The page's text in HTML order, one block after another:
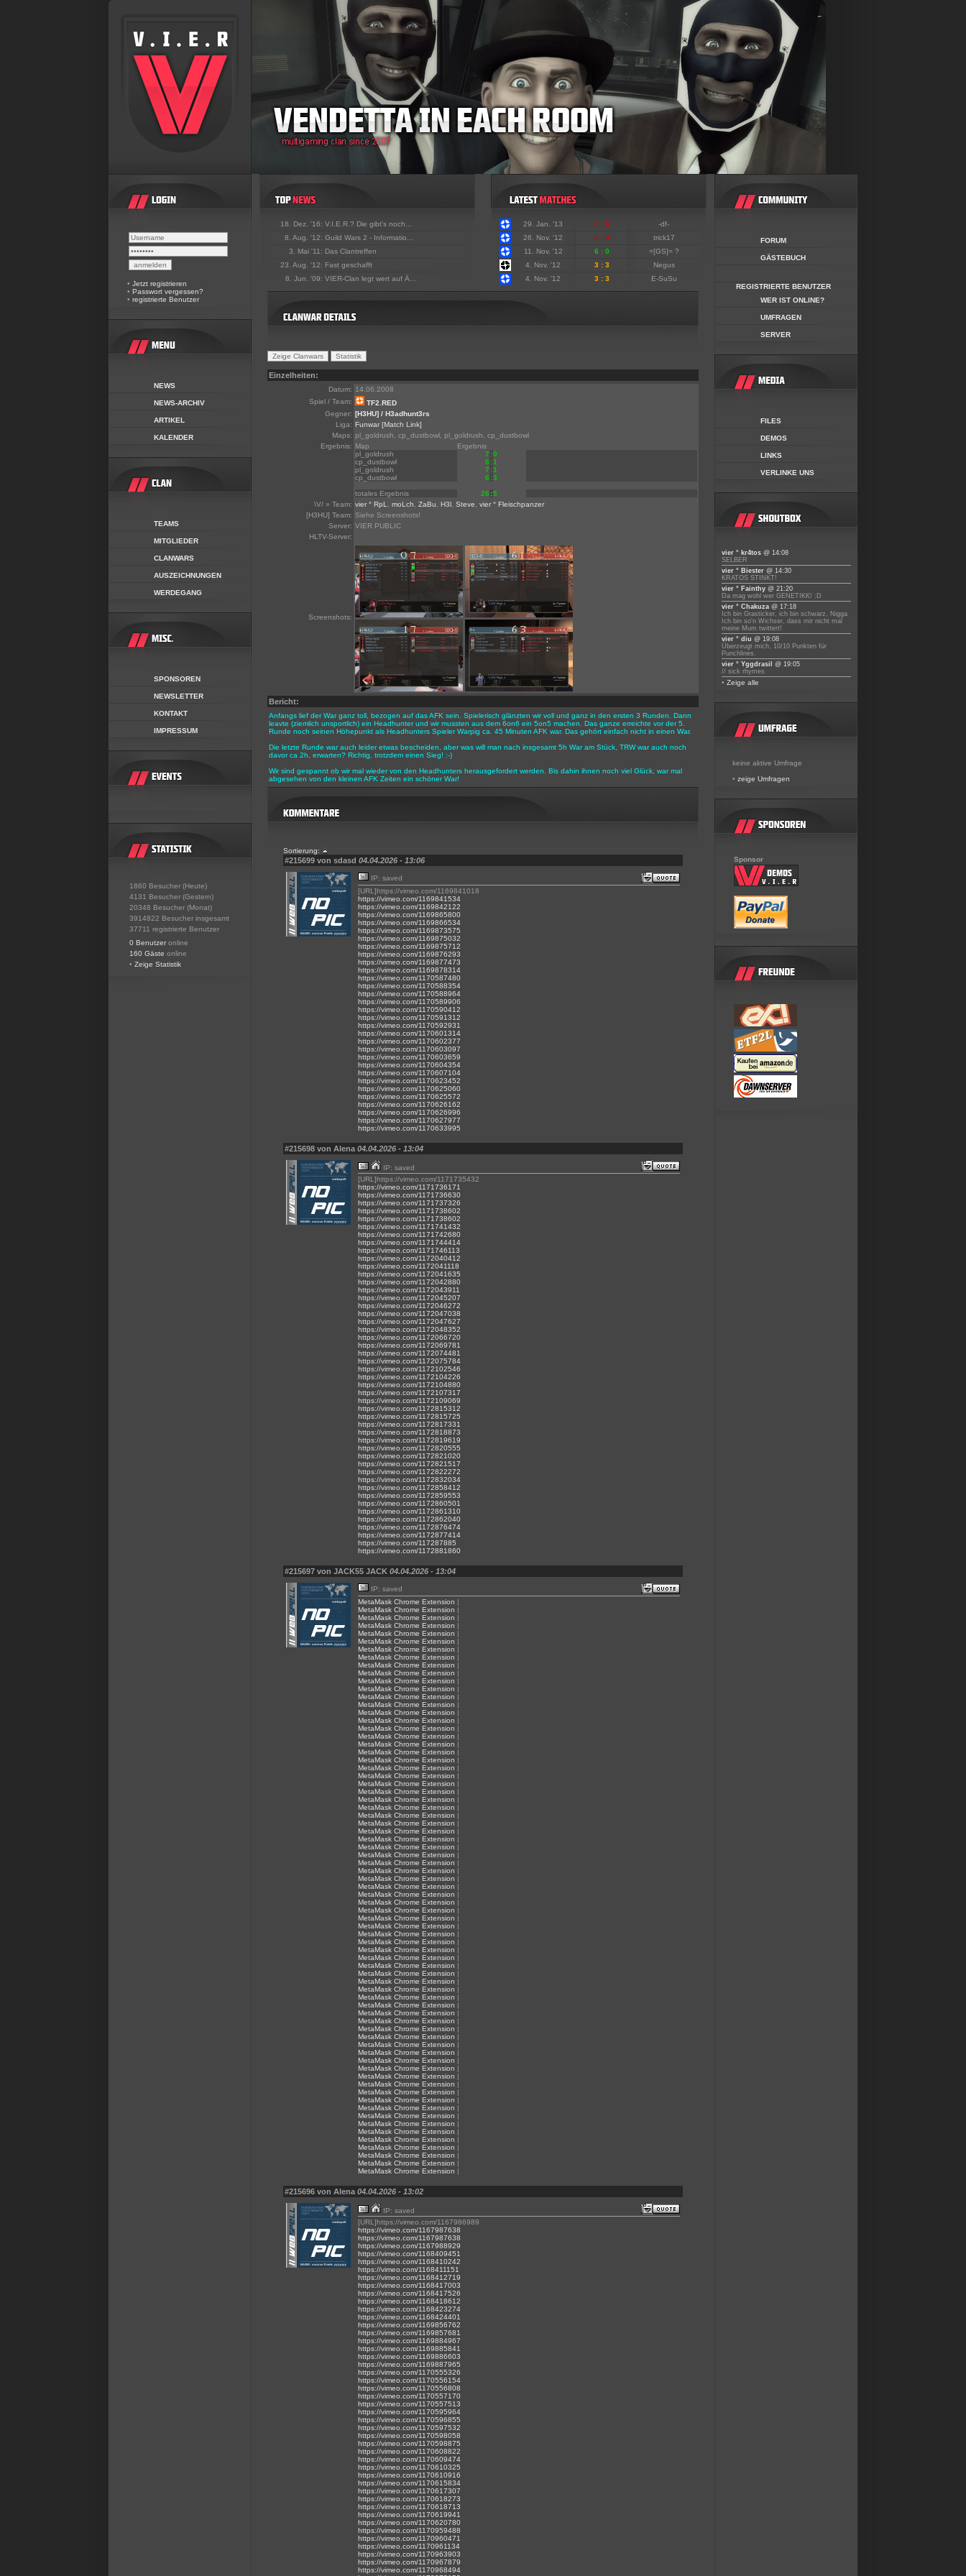
• Jetzt registrieren
• Passwort vergessen?
• registrierte Benutzer
NEWS
NEWS-ARCHIV
ARTIKEL
KALENDER
TEAMS
MITGLIEDER
CLANWARS
AUSZEICHNUNGEN
WERDEGANG
SPONSOREN
NEWSLETTER
KONTAKT
IMPRESSUM
1860 Besucher (Heute)
4131 Besucher (Gestern)
20348 Besucher (Monat)
3914822 Besucher insgesamt
37711 registrierte Benutzer
0 Benutzer online
160 Gäste online
• Zeige Statistik
18. Dez. '16: V.I.E.R.? Die gibt's noch...
8. Aug. '12: Guild Wars 2 - Informatio...
3. Mai '11: Das Clantreffen
23. Aug. '12: Fast geschafft
8. Jun. '09: VIER-Clan legt wert auf Ä...
29. Jan. '13 0 : 6
-df-
26. Nov. '12
0 : 3
trick17
11. Nov. '12
6 : 0
=[GS]= ?
4. Nov. '12
3 : 3
Negus
4. Nov. '12
3 : 3 E-SuSu
Einzelheiten:
Datum: 14.06.2008
Spiel / Team:
TF2.RED
Gegner: [H3HU] / H3adhunt3rs
Liga: Funwar [Match Link]
Maps: pl_goldrush, cp_dustbowl, pl_goldrush, cp_dustbowl
Ergebnis: Map
Ergebnis
pl_goldrush
7 :0
cp_dustbowl
6 :1
pl_goldrush
7 :1
cp_dustbowl
6 :3
totales Ergebnis
26 :5
\V/ » Team: vier ° RpL moLch ZaBu H3l Steve
vier ° Fleischpanzer
[H3HU] Team: Siehe Screenshots!
Server: VIER PUBLIC
HLTV-Server:
Screenshots:
Bericht:
Anfangs lief der War ganz toll, bezogen auf das AFK sein. Spielerisch glänzten wir voll und ganz in den ersten 3 Runden. Dann
leavte (ziemlich unsportlich) ein Headhunter und wir mussten aus dem 6on6 ein 5on5 machen. Das ganze erreichte vor der 5.
Runde noch seinen Höhepunkt als Headhunters Spieler Warpig ca. 45 Minuten AFK war. Das gehört einfach nicht in einen War.
Die letzte Runde war auch leider etwas bescheiden, aber was will man nach insgesamt 5h War am Stück, TRW war auch noch
davor ca 2h, erwarten? Richtig, trotzdem einen Sieg! :-)
Wir sind gespannt ob wir mal wieder von den Headhunters herausgefordert werden. Bis dahin ihnen noch viel Glück, war mal
abgesehen von den kleinen AFK Zeiten ein schöner War!
Sortierung:
#215699 von sdasd 04.04.2026 - 13:06
IP: saved
[URL]https://vimeo.com/1169841018
https://vimeo.com/1169841534
https://vimeo.com/1169842122
https://vimeo.com/1169865800
https://vimeo.com/1169866534
https://vimeo.com/1169873575
https://vimeo.com/1169875032
https://vimeo.com/1169875712
https://vimeo.com/1169876293
https://vimeo.com/1169877473
https://vimeo.com/1169878314
https://vimeo.com/1170587480
https://vimeo.com/1170588354
https://vimeo.com/1170588964
https://vimeo.com/1170589906
https://vimeo.com/1170590412
https://vimeo.com/1170591312
https://vimeo.com/1170592931
https://vimeo.com/1170601314
https://vimeo.com/1170602377
https://vimeo.com/1170603097
https://vimeo.com/1170603659
https://vimeo.com/1170604354
https://vimeo.com/1170607104
https://vimeo.com/1170623452
https://vimeo.com/1170625060
https://vimeo.com/1170625572
https://vimeo.com/1170626162
https://vimeo.com/1170626996
https://vimeo.com/1170627977
https://vimeo.com/1170633995
#215698 von Alena 04.04.2026 - 13:04
IP: saved
[URL]https://vimeo.com/1171735432
https://vimeo.com/1171736171
https://vimeo.com/1171736630
https://vimeo.com/1171737326
https://vimeo.com/1171738602
https://vimeo.com/1171738602
https://vimeo.com/1171741432
https://vimeo.com/1171742680
https://vimeo.com/1171744414
https://vimeo.com/1171746113
https://vimeo.com/1172040412
https://vimeo.com/1172041118
https://vimeo.com/1172041635
https://vimeo.com/1172042880
https://vimeo.com/1172043911
https://vimeo.com/1172045207
https://vimeo.com/1172046272
https://vimeo.com/1172047038
https://vimeo.com/1172047627
https://vimeo.com/1172048352
https://vimeo.com/1172066720
https://vimeo.com/1172069781
https://vimeo.com/1172074481
https://vimeo.com/1172075784
https://vimeo.com/1172102546
https://vimeo.com/1172104226
https://vimeo.com/1172104880
https://vimeo.com/1172107317
https://vimeo.com/1172109069
https://vimeo.com/1172815312
https://vimeo.com/1172815725
https://vimeo.com/1172817331
https://vimeo.com/1172818873
https://vimeo.com/1172819619
https://vimeo.com/1172820555
https://vimeo.com/1172821020
https://vimeo.com/1172821517
https://vimeo.com/1172822272
https://vimeo.com/1172832034
https://vimeo.com/1172858412
https://vimeo.com/1172859553
https://vimeo.com/1172860501
https://vimeo.com/1172861310
https://vimeo.com/1172862040
https://vimeo.com/1172876474
https://vimeo.com/1172877414
https://vimeo.com/117287885
https://vimeo.com/1172881860
#215697 von JACK55 JACK 04.04.2026 - 13:04
IP: saved
MetaMask Chrome Extension |
MetaMask Chrome Extension |
MetaMask Chrome Extension |
MetaMask Chrome Extension |
MetaMask Chrome Extension |
MetaMask Chrome Extension |
MetaMask Chrome Extension |
MetaMask Chrome Extension |
MetaMask Chrome Extension |
MetaMask Chrome Extension |
MetaMask Chrome Extension |
MetaMask Chrome Extension |
MetaMask Chrome Extension |
MetaMask Chrome Extension |
MetaMask Chrome Extension |
MetaMask Chrome Extension |
MetaMask Chrome Extension |
MetaMask Chrome Extension |
MetaMask Chrome Extension |
MetaMask Chrome Extension |
MetaMask Chrome Extension |
MetaMask Chrome Extension |
MetaMask Chrome Extension |
MetaMask Chrome Extension |
MetaMask Chrome Extension |
MetaMask Chrome Extension |
MetaMask Chrome Extension |
MetaMask Chrome Extension |
MetaMask Chrome Extension |
MetaMask Chrome Extension |
MetaMask Chrome Extension |
MetaMask Chrome Extension |
MetaMask Chrome Extension |
MetaMask Chrome Extension |
MetaMask Chrome Extension |
MetaMask Chrome Extension |
MetaMask Chrome Extension |
MetaMask Chrome Extension |
MetaMask Chrome Extension |
MetaMask Chrome Extension |
MetaMask Chrome Extension |
MetaMask Chrome Extension |
MetaMask Chrome Extension |
MetaMask Chrome Extension |
MetaMask Chrome Extension |
MetaMask Chrome Extension |
MetaMask Chrome Extension |
MetaMask Chrome Extension |
MetaMask Chrome Extension |
MetaMask Chrome Extension |
MetaMask Chrome Extension |
MetaMask Chrome Extension |
MetaMask Chrome Extension |
MetaMask Chrome Extension |
MetaMask Chrome Extension |
MetaMask Chrome Extension |
MetaMask Chrome Extension |
MetaMask Chrome Extension |
MetaMask Chrome Extension |
MetaMask Chrome Extension |
MetaMask Chrome Extension |
MetaMask Chrome Extension |
MetaMask Chrome Extension |
MetaMask Chrome Extension |
MetaMask Chrome Extension |
MetaMask Chrome Extension |
MetaMask Chrome Extension |
MetaMask Chrome Extension |
MetaMask Chrome Extension |
MetaMask Chrome Extension |
MetaMask Chrome Extension |
MetaMask Chrome Extension |
MetaMask Chrome Extension |
#215696 von Alena 04.04.2026 - 13:02
IP: saved
[URL]https://vimeo.com/1167986989
https://vimeo.com/1167987638
https://vimeo.com/1167987638
https://vimeo.com/1167988929
https://vimeo.com/1168409451
https://vimeo.com/1168410242
https://vimeo.com/1168411151
https://vimeo.com/1168412719
https://vimeo.com/1168417003
https://vimeo.com/1168417526
https://vimeo.com/1168418612
https://vimeo.com/1168423274
https://vimeo.com/1168424401
https://vimeo.com/1169856762
https://vimeo.com/1169857681
https://vimeo.com/1169884967
https://vimeo.com/1169885841
https://vimeo.com/1169886603
https://vimeo.com/1169887965
https://vimeo.com/1170555326
https://vimeo.com/1170556154
https://vimeo.com/1170556808
https://vimeo.com/1170557170
https://vimeo.com/1170557513
https://vimeo.com/1170595964
https://vimeo.com/1170596855
https://vimeo.com/1170597532
https://vimeo.com/1170598058
https://vimeo.com/1170598875
https://vimeo.com/1170608822
https://vimeo.com/1170609474
https://vimeo.com/1170610325
https://vimeo.com/1170610916
https://vimeo.com/1170615834
https://vimeo.com/1170617307
https://vimeo.com/1170618273
https://vimeo.com/1170618713
https://vimeo.com/1170619941
https://vimeo.com/1170620780
https://vimeo.com/1170959488
https://vimeo.com/1170960471
https://vimeo.com/1170961134
https://vimeo.com/1170963903
https://vimeo.com/1170967879
https://vimeo.com/1170968494
FORUM
GÄSTEBUCH
REGISTRIERTE BENUTZER
WER IST ONLINE?
UMFRAGEN
SERVER
FILES
DEMOS
LINKS
VERLINKE UNS
vier ° kr4tos @ 14:08
SELBER
vier ° Biester @ 14:30
KRATOS STINKT!
vier ° Fainthy @ 21:20
Da mag wohl wer GENETIKK! :D
vier ° Chakuza @ 17:18
Ich bin Grasticker, ich bin schwarz, Nigga
Ich bin so'n Wichser, dass mir nicht mal
meine Mum twittert!
vier ° diu @ 19:08
Überzeugt mich, 10/10 Punkten für
Punchlines.
vier ° Yggdrasil
@ 19:05
// sick rhymes
• Zeige alle
keine aktive Umfrage
• zeige Umfragen
Sponsor